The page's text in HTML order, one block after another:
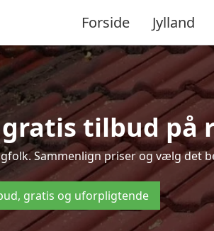
Forside Jylland
gratis tilbud på
Sammenlign priser og vælg det
gratis og uforpligtende